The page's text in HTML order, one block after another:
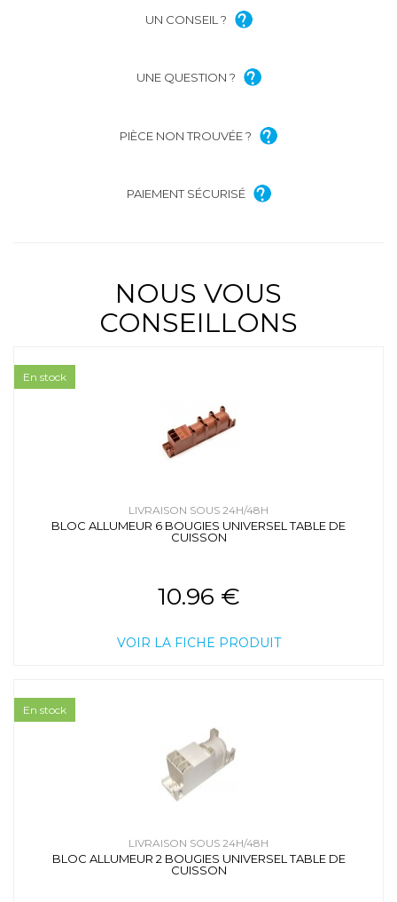
UN CONSEIL ?
UNE QUESTION ?
PIÈCE NON TROUVÉE ?
PAIEMENT SÉCURISÉ
NOUS VOUS
CONSEILLONS
LIVRAISON SOUS 24H/48H
BLOC ALLUMEUR 6 BOUGIES UNIVERSEL TABLE DE
CUISSON
10.96 €
VOIR LA FICHE PRODUIT
En stock
LIVRAISON SOUS 24H/48H
BLOC ALLUMEUR 2 BOUGIES UNIVERSEL TABLE DE
CUISSON
En stock